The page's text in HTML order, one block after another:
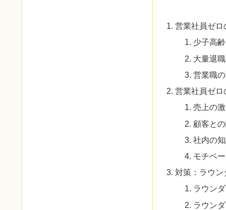
営業社員ゼ
少子高
大量退
営業職
営業社員ゼ
売上の
顧客と
社内の
モチベ
対策：ラウ
ラウン
ラウン